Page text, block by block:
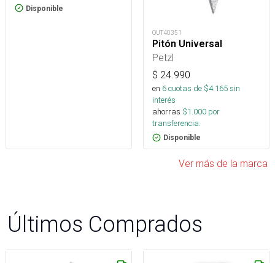
Disponible
OUT40351
Pitón Universal
Petzl
$ 24.990
en 6cuotas de $4.165sin
interés
ahorras $1.000 por
transferencia.
Disponible
Ver más de la marca
Últimos Comprados